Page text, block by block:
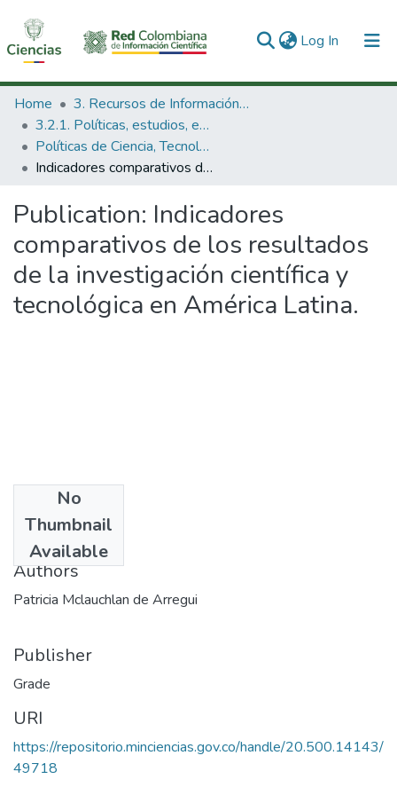
Log In (current)
Communities & Collections
All of DSpace
Statistics
Home
3. Recursos de Información Científica y Tecnológica
3.2.1. Políticas, estudios, evaluaciones e indicadores de CTeI
Políticas de Ciencia, Tecnología e Innovación
Indicadores comparativos de los resultados de la investigación científica y tecnológica en América Latina.
Publication: Indicadores
comparativos de los resultados
de la investigación científica y
tecnológica en América Latina.
No
Thumbnail
Available
1988
Authors
Patricia Mclauchlan de Arregui
Publisher
Grade
URI
https://repositorio.minciencias.gov.co/handle/20.500.14143/
49718